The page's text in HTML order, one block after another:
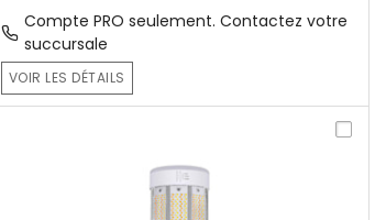
Compte PRO seulement. Contactez votre
succursale
VOIR LES DÉTAILS